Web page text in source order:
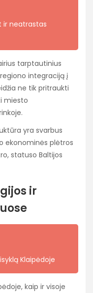
ir neatrastas
tarptautinius
integraciją į
ne tik pritraukti
miesto
yra svarbus
ekonominės plėtros
statuso Baltijos
ir
Klaipėdoje
kaip ir visoje